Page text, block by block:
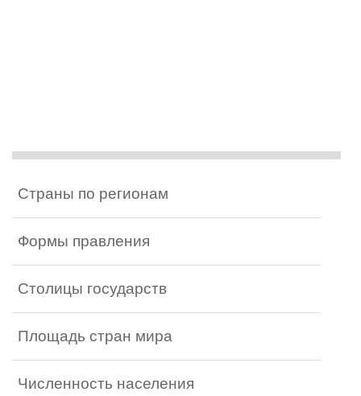
Страны по регионам
Формы правления
Столицы государств
Площадь стран мира
Численность населения